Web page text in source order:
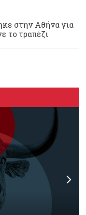
στην Αθήνα για
το τραπέζι